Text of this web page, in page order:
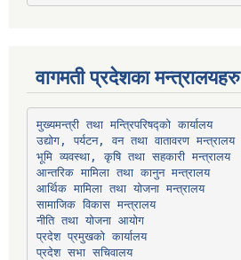
वागमती प्रदेशका मन्त्रालयहरु
मुख्यमन्त्री तथा मन्त्रिपरिषद्को कार्यालय
उद्योग, पर्यटन, वन तथा वातावरण मन्त्रालय
भूमि व्यवस्था, कृषि तथा सहकारी मन्त्रालय
आन्तरिक मामिला तथा कानुन मन्त्रालय
आर्थिक मामिला तथा योजना मन्त्रालय
सामाजिक विकास मन्त्रालय
नीति तथा योजना आयोग
प्रदेश प्रमुखको कार्यालय
प्रदेश सभा सचिवालय